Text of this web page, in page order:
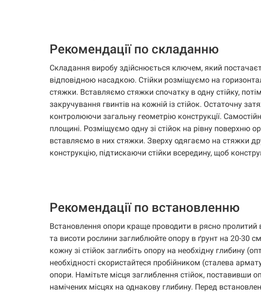
Рекомендації по складанню
Складання виробу здійснюється ключем, який
відповідною насадкою. Стійки розміщуємо на
стяжки. Вставляємо стяжки спочатку в одну стійку,
закручування гвинтів на кожній із стійок. Остаточну
контролюючи загальну геометрію конструкції.
площині. Розміщуємо одну зі стійок на рівну поверхню
вставляємо в них стяжки. Зверху одягаємо на стяжки
конструкцію, підтискаючи стійки всередину, щоб
Рекомендації по встановленню
Встановлення опори краще проводити в рясно пролитий
та висоти рослини заглиблюйте опору в ґрунт на 20-30
кожну зі стійок заглибіть опору на необхідну глибину
необхідності скористайтеся пробійником (сталева
опори. Намітьте місця заглиблення стійок, поставивши
намічених місцях на однакову глибину. Перед